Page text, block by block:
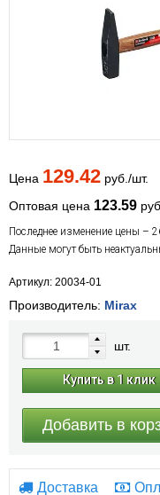
Цена 129.42 руб./шт.
Оптовая цена 123.59
Последнее изменение цены –
Данные могут быть
Артикул: 20034-01
Производитель: Mirax
шт.
Купить в 1 клик
Добавить в
Доставка